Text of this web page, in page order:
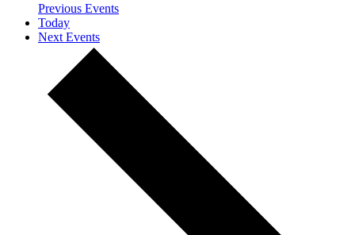
Previous Events
Today
Next Events